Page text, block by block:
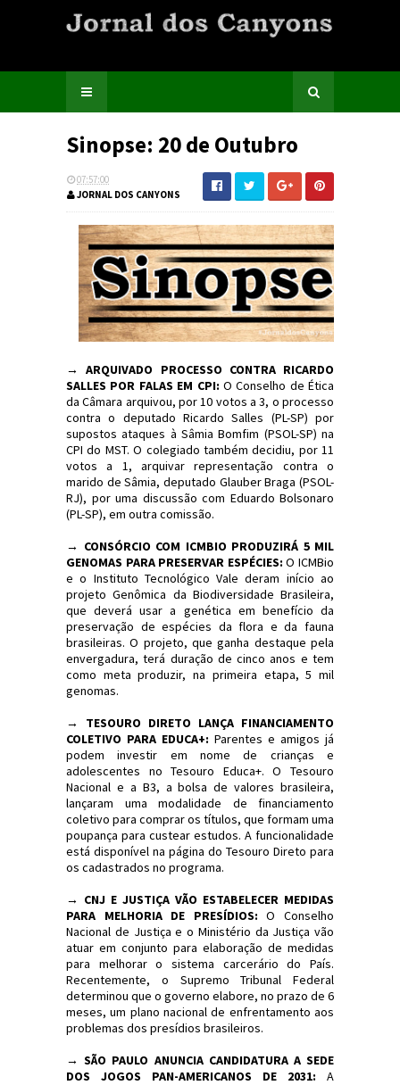
Sinopse: 20 de Outubro
07:57:00
JORNAL DOS CANYONS
→ARQUIVADO PROCESSO CONTRA RICARDO
SALLES POR FALAS EM CPI: O Conselho de Ética
da Câmara arquivou, por 10 votos a 3, o processo
contra o deputado Ricardo Salles (PL-SP) por
supostos ataques à Sâmia Bomfim (PSOL-SP) na
CPI do MST. O colegiado também decidiu, por 11
votos a 1, arquivar representação contra o
marido de Sâmia, deputado Glauber Braga (PSOL-
RJ), por uma discussão com Eduardo Bolsonaro
(PL-SP), em outra comissão.
→ CONSÓRCIO COM ICMBIO PRODUZIRÁ 5 MIL
GENOMAS PARA PRESERVAR ESPÉCIES: O ICMBio
e o Instituto Tecnológico Vale deram início ao
projeto Genômica da Biodiversidade Brasileira,
que deverá usar a genética em benefício da
preservação de espécies da flora e da fauna
brasileiras. O projeto, que ganha destaque pela
envergadura, terá duração de cinco anos e tem
como meta produzir, na primeira etapa, 5 mil
genomas.
→ TESOURO DIRETO LANÇA FINANCIAMENTO
COLETIVO PARA EDUCA+: Parentes e amigos já
podem investir em nome de crianças e
adolescentes no Tesouro Educa+. O Tesouro
Nacional e a B3, a bolsa de valores brasileira,
lançaram uma modalidade de financiamento
coletivo para comprar os títulos, que formam uma
poupança para custear estudos. A funcionalidade
está disponível na página do Tesouro Direto para
os cadastrados no programa.
→ CNJ E JUSTIÇA VÃO ESTABELECER MEDIDAS
PARA MELHORIA DE PRESÍDIOS: O Conselho
Nacional de Justiça e o Ministério da Justiça vão
atuar em conjunto para elaboração de medidas
para melhorar o sistema carcerário do País.
Recentemente, o Supremo Tribunal Federal
determinou que o governo elabore, no prazo de 6
meses, um plano nacional de enfrentamento aos
problemas dos presídios brasileiros.
→SÃO PAULO ANUNCIA CANDIDATURA A SEDE
DOS JOGOS PAN-AMERICANOS DE 2031: A